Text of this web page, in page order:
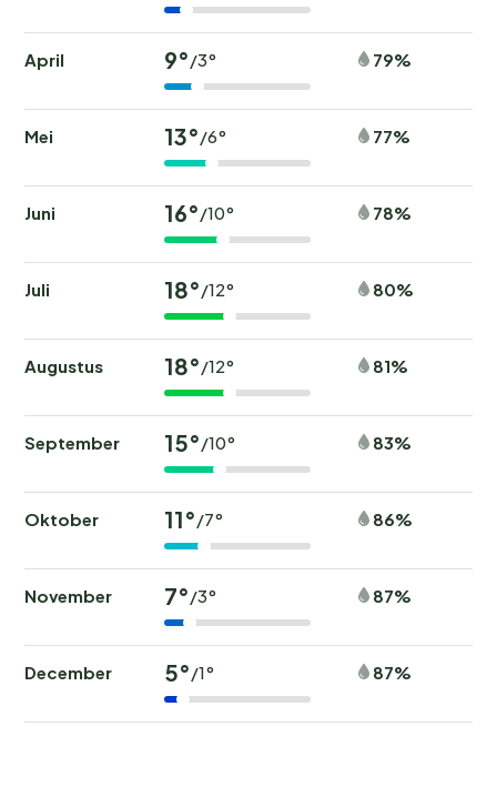
April 9°/3° 79%
Mei 13°/6° 77%
Juni 16°/10° 78%
Juli 18°/12° 80%
Augustus 18°/12° 81%
September 15°/10° 83%
Oktober 11°/7° 86%
November 7°/3° 87%
December 5°/1° 87%